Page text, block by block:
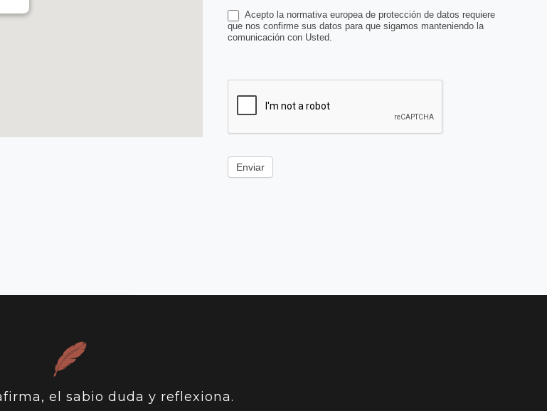
Acepto la normativa europea de protección de datos requiere
que nos confirme sus datos para que sigamos manteniendo la
comunicación con Usted.
Enviar
el sabio duda y reflexiona.